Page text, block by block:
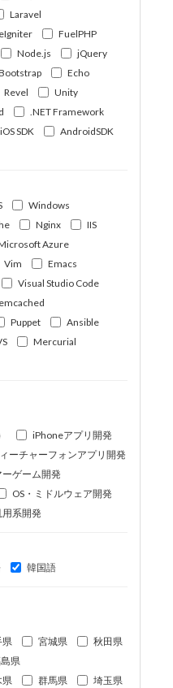
Laravel
FuelPHP
Node.js
jQuery
Echo
Revel
Unity
.NET Framework
iOS SDK
AndroidSDK
Windows
Nginx
IIS
Azure
Vim
Emacs
Visual Studio Code
Puppet
Ansible
Mercurial
iPhoneアプリ開発
ーチャーフォンアプリ開発
ゲーム開発
OS・ミドルウェア開発
用系開発
韓国語
県 宮城県
秋田県
県
県 群馬県
埼玉県